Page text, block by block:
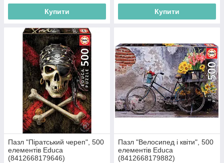
Купити Купити
Пазл "Піратський череп", 500
елементів Educa
(8412668179646)
Пазл "Велосипед і квіти", 500
елементів Educa
(8412668179882)